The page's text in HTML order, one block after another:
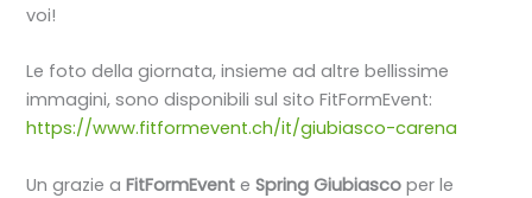
voi!
Le foto della giornata, insieme ad altre bellissime
immagini, sono disponibili sul sito FitFormEvent:
https://www.fitformevent.ch/it/giubiasco-carena
Un grazie aFitFormEvent eSpring Giubiasco per le